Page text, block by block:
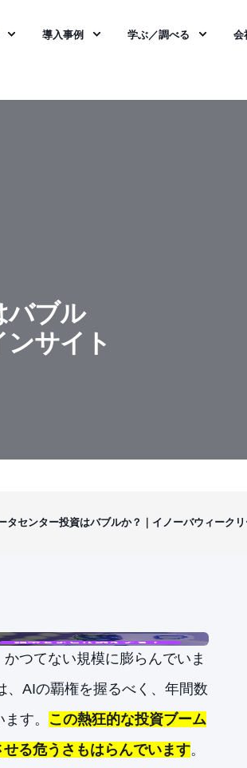
導入事例 学ぶ／調べる 会
バブル
サイト
タセンター投資はバブルか？｜イノーバウィーク
つてない規模に膨らんでいま
、AIの覇権を握るべく、年間数
す。 この熱狂的な投資ブーム
る危うさもはらんでいます。